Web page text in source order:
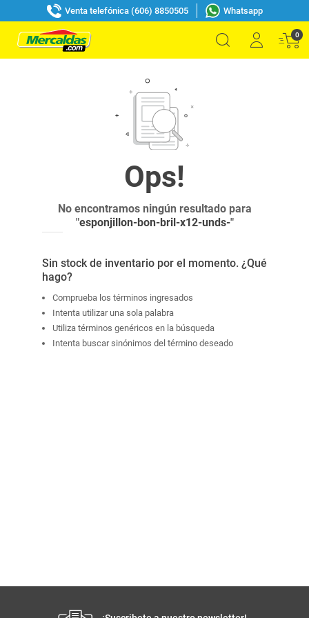
Venta telefónica (606) 8850505 Whatsapp
0
No encontramos ningún resultado para
"esponjillon-bon-bril-x12-unds-"
Sin stock de inventario por el momento. ¿Qué
hago?
Comprueba los términos ingresados
Intenta utilizar una sola palabra
Utiliza términos genéricos en la búsqueda
Intenta buscar sinónimos del término deseado